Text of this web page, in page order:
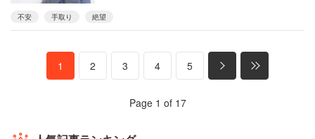
不安 手取り 絶望
1 2 3 4 5
Page 1 of 17